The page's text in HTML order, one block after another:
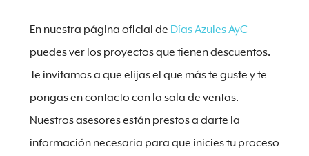
En nuestra página oficial de Días Azules AyC
puedes ver los proyectos que tienen descuentos.
Te invitamos a que elijas el que más te guste y te
pongas en contacto con la sala de ventas.
Nuestros asesores están prestos a darte la
información necesaria para que inicies tu proceso